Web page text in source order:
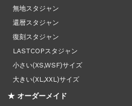
無地スタジャン
還暦スタジャン
復刻スタジャン
LASTCOPスタジャン
小さい(XS,WSF)サイズ
大きい(XL,XXL)サイズ
★ オーダーメイド